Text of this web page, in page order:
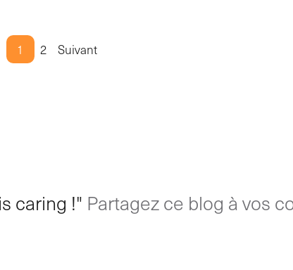
1 2 Suivant
caring !" Partagez ce blog à vos